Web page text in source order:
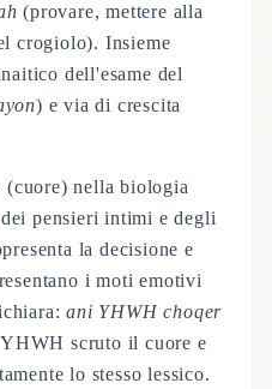
(provare, mettere alla
crogiolo). Insieme
dell'esame del
) e via di crescita
(cuore) nella biologia
pensieri intimi e degli
la decisione e
i moti emotivi
ani YHWH choqer
scruto il cuore e
lo stesso lessico.